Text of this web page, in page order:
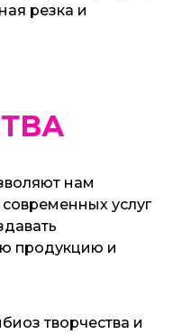
резка и
нам
услуг
продукцию и
творчества и